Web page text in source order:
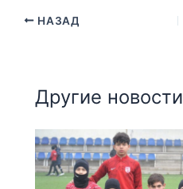
НАЗАД
Другие новости